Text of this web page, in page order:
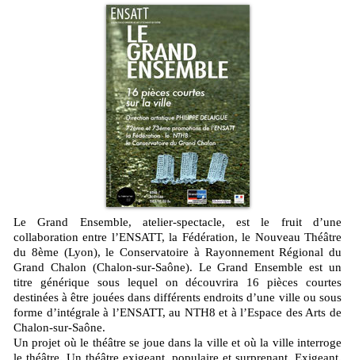
Le Grand Ensemble, atelier-spectacle, est le fruit d’une
collaboration entre l’ENSATT, la Fédération, le Nouveau Théâtre
du 8ème (Lyon), le Conservatoire à Rayonnement Régional du
Grand Chalon (Chalon-sur-Saône). Le Grand Ensemble est un
titre générique sous lequel on découvrira 16 pièces courtes
destinées à être jouées dans différents endroits d’une ville ou sous
forme d’intégrale à l’ENSATT, au NTH8 et à l’Espace des Arts de
Chalon-sur-Saône.
Un projet où le théâtre se joue dans la ville et où la ville interroge